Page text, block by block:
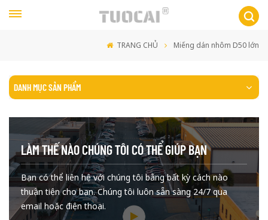
TRANG CHỦ Miếng dán nhôm D50 lớn
DANH MỤC SẢN PHẨM
LÀM THẾ NÀO CHÚNG TÔI CÓ THỂ GIÚP BẠN
Bạn có thể liên hệ với chúng tôi bằng bất kỳ cách nào
thuận tiện cho bạn. Chúng tôi luôn sẵn sàng 24/7 qua
email hoặc điện thoại.